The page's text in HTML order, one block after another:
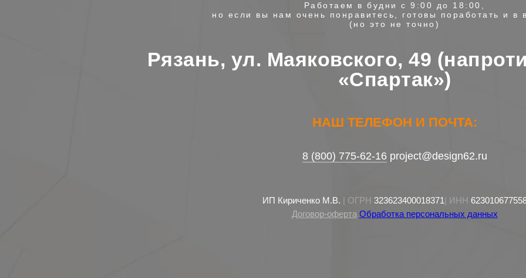
Работаем в будни с 9:00 до 18:00,
но если вы нам очень понравитесь, готовы поработать и в
(но это не точно)
Рязань, ул. Маяковского, 49
«Спартак»)
НАШ ТЕЛЕФОН И ПОЧТА:
8 (800) 775-62-16project@design62.ru
ИП Кириченко М.В. | ОГРН 323623400018371| ИНН
Договор-оферта Обработка персональных данных